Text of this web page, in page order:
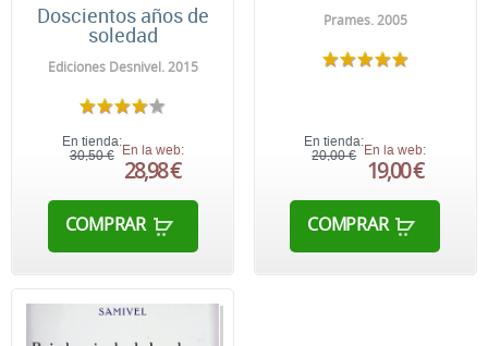
Doscientos años de
soledad
Ediciones Desnivel. 2015
En tienda:
30,50 € En la web:
28,98 €
COMPRAR
Prames. 2005
En tienda:
20,00 € En la web:
19,00 €
COMPRAR